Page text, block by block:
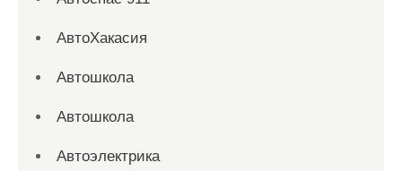
АвтоХакасия
Автошкола
Автошкола
Автоэлектрика